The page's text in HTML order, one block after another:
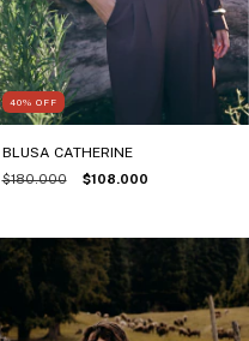
40% OFF
BLUSA CATHERINE
$180.000 $108.000